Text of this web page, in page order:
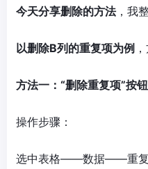
今天分享删除的方法，我
以删除B列的重复项为例
方法一：“删除重复项”按钮
操作步骤：
选中表格——数据——重